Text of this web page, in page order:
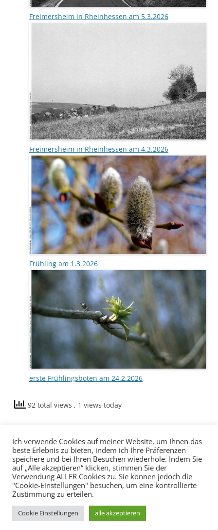
Freimersheim in Rheinhessen am 5.3.2026
Freimersheim in Rheinhessen am 4.3.2026
Frühling am 1.3.2026
erste Frühlingsboten am 24.2.2026
92 total views , 1 views today
Datenschutzerklärung Stolz präsentiert von WordPress
Ich verwende Cookies auf meiner Website, um Ihnen das
beste Erlebnis zu bieten, indem ich Ihre Präferenzen
speichere und bei Ihren Besuchen wiederhole. Indem Sie
auf „Alle akzeptieren“ klicken, stimmen Sie der
Verwendung ALLER Cookies zu. Sie können jedoch die
"Cookie-Einstellungen" besuchen, um eine kontrollierte
Zustimmung zu erteilen.
Cookie Einstellungen alle akzeptieren